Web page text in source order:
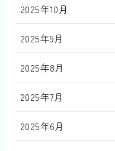
2025年10月
2025年9月
2025年8月
2025年7月
2025年6月